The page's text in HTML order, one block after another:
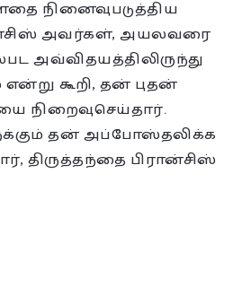
நினைவுபடுத்திய
அவர்கள், அயலவரை
அவ்விதயத்திலிருந்து
கூறி, தன் புதன்
நிறைவுசெய்தார்.
தன் அப்போஸ்தலிக்க
திருத்தந்தை பிரான்சிஸ்